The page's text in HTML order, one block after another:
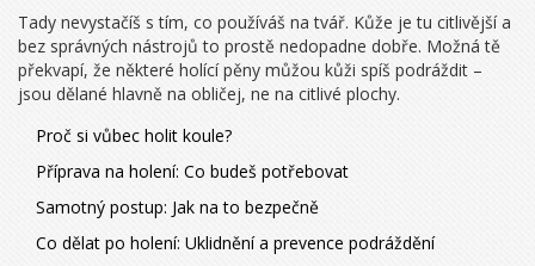
Tady nevystačíš s tím, co používáš na tvář. Kůže je tu citlivější a
bez správných nástrojů to prostě nedopadne dobře. Možná tě
překvapí, že některé holící pěny můžou kůži spíš podráždit –
jsou dělané hlavně na obličej, ne na citlivé plochy.
Proč si vůbec holit koule?
Příprava na holení: Co budeš potřebovat
Samotný postup: Jak na to bezpečně
Co dělat po holení: Uklidnění a prevence podráždění